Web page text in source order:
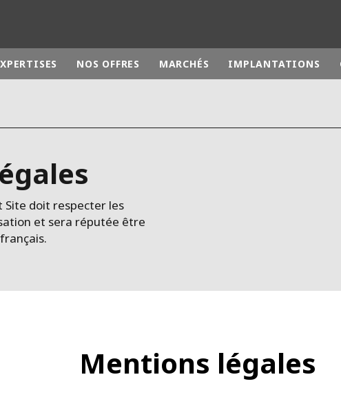
AMÉRIQUE DU NORD
NOS OFFRES MARCHÉS IMPLANTATIONS
doit respecter les
et sera réputée être
Mentions légales